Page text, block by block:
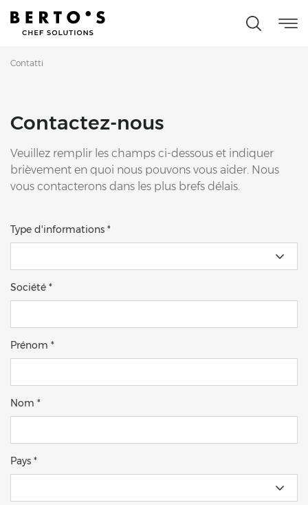
Contatti
Contactez-nous
Veuillez remplir les champs ci-dessous et indiquer
brièvement en quoi nous pouvons vous aider. Nous
vous contacterons dans les plus brefs délais.
Type d'informations *
Société *
Prénom *
Nom *
Pays *